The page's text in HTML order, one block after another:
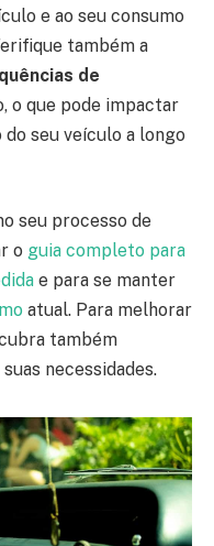
e ao seu consumo
também a
de
o que pode impactar
seu veículo a longo
seu processo de
o guia completo para
e para se manter
atual. Para melhorar
também
necessidades.